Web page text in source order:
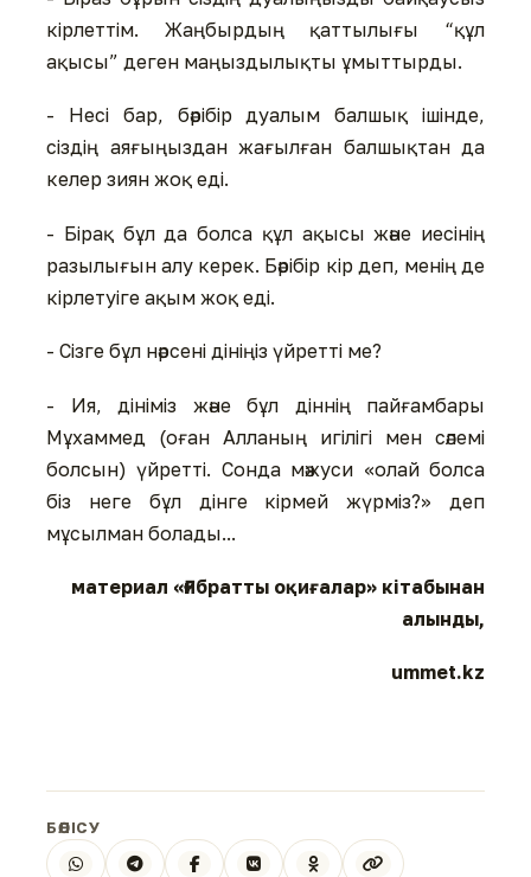
кірлеттім. Жаңбырдың қаттылығы “құл
ақысы” деген маңыздылықты ұмыттырды.
- Несі бар, бәрібір дуалым балшық ішінде,
сіздің аяғыңыздан жағылған балшықтан да
келер зиян жоқ еді.
- Бірақ бұл да болса құл ақысы және иесінің
разылығын алу керек. Бәрібір кір деп, менің де
кірлетуіге ақым жоқ еді.
- Сізге бұл нәрсені дініңіз үйретті ме?
- Ия, дініміз және бұл діннің пайғамбары
Мұхаммед (оған Алланың игілігі мен сәлемі
болсын) үйретті. Сонда мәжуси «олай болса
біз неге бұл дінге кірмей жүрміз?» деп
мұсылман болады...
материал «Ғибратты оқиғалар» кітабынан
алынды,
ummet.kz
БӨЛІСУ